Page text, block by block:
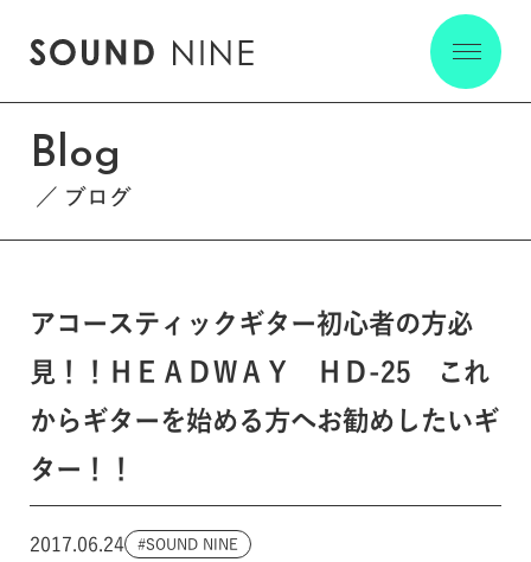
Blog
ブログ
アコースティックギター初心者の方必
見！！ＨＥＡＤＷＡＹ ＨＤ-25 これ
からギターを始める方へお勧めしたいギ
ター！！
2017.06.24 SOUND NINE